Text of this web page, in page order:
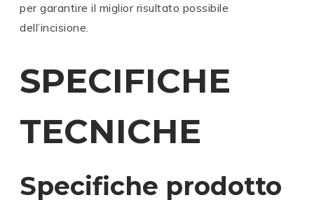
per garantire il miglior risultato possibile
dell’incisione.
SPECIFICHE
TECNICHE
Specifiche prodotto